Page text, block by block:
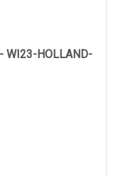
WI23-HOLLAND-